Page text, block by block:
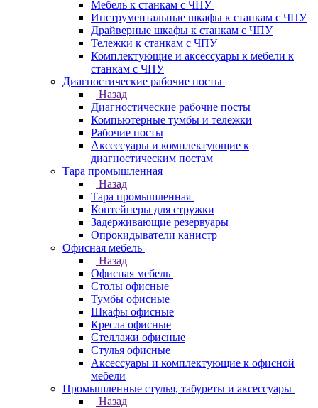
Мебель к станкам с ЧПУ
Инструментальные шкафы к станкам с ЧПУ
Драйверные шкафы к станкам с ЧПУ
Тележки к станкам с ЧПУ
Комплектующие и аксессуары к мебели к
станкам с ЧПУ
Диагностические рабочие посты
Назад
Диагностические рабочие посты
Компьютерные тумбы и тележки
Рабочие посты
Аксессуары и комплектующие к
диагностическим постам
Тара промышленная
Назад
Тара промышленная
Контейнеры для стружки
Задерживающие резервуары
Опрокидыватели канистр
Офисная мебель
Назад
Офисная мебель
Столы офисные
Тумбы офисные
Шкафы офисные
Кресла офисные
Стеллажи офисные
Стулья офисные
Аксессуары и комплектующие к офисной
мебели
Промышленные стулья, табуреты и аксессуары
Назад